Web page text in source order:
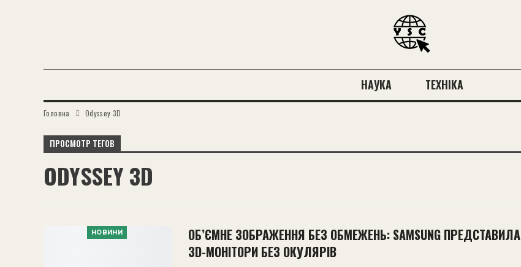
НАУКА ТЕХНІКА
Головна Odyssey 3D
ПРОСМОТР ТЕГОВ
ODYSSEY 3D
НОВИНИ
ОБ’ЄМНЕ ЗОБРАЖЕННЯ БЕЗ ОБМЕЖЕНЬ: SAMSUNG ПРЕДСТАВИЛА
3D-МОНІТОРИ БЕЗ ОКУЛЯРІВ